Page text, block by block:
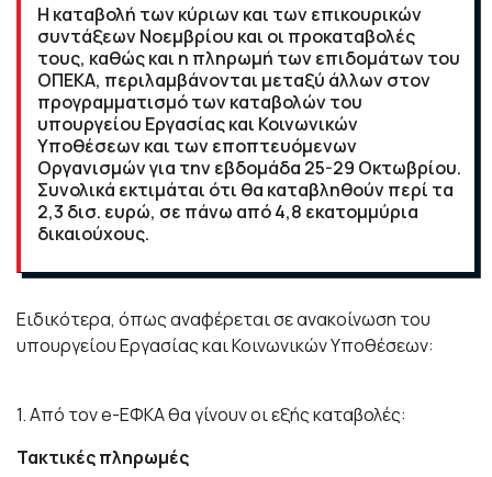
Η καταβολή των κύριων και των επικουρικών
συντάξεων Νοεμβρίου και οι προκαταβολές
τους, καθώς και η πληρωμή των επιδομάτων του
ΟΠΕΚΑ, περιλαμβάνονται μεταξύ άλλων στον
προγραμματισμό των καταβολών του
υπουργείου Εργασίας και Κοινωνικών
Υποθέσεων και των εποπτευόμενων
Οργανισμών για την εβδομάδα 25-29 Οκτωβρίου.
Συνολικά εκτιμάται ότι θα καταβληθούν περί τα
2,3 δισ. ευρώ, σε πάνω από 4,8 εκατομμύρια
δικαιούχους.
Ειδικότερα, όπως αναφέρεται σε ανακοίνωση του
υπουργείου Εργασίας και Κοινωνικών Υποθέσεων:
1. Από τον e-ΕΦΚΑ θα γίνουν οι εξής καταβολές:
Τακτικές πληρωμές